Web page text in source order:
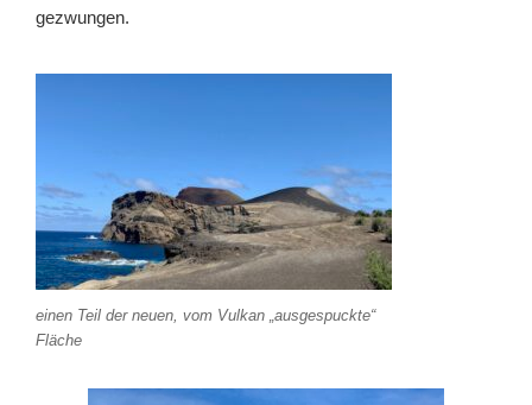
gezwungen.
einen Teil der neuen, vom Vulkan „ausgespuckte“
Fläche